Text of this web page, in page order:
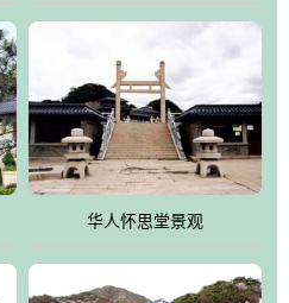
将干支纪年、五行相生相克、天
肖等有机结合到历史文化中。一
二地支命名。客户选位，可依据生
位、职业、兴趣爱好等等。堂中是
著名田园诗人陶渊明"亲戚或余悲，
山阿"中的后两句。反应了回归大
件。
华人怀思堂景观